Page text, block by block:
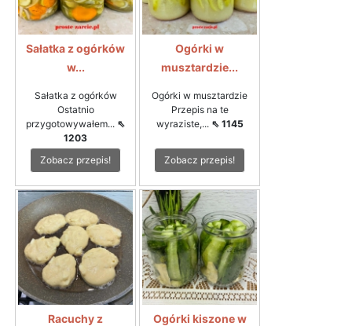
Sałatka z ogórków
w...
Sałatka z ogórków
Ostatnio
przygotowywałem... ⇖
1203
Zobacz przepis!
Ogórki w
musztardzie...
Ogórki w musztardzie
Przepis na te
wyraziste,... ⇖ 1145
Zobacz przepis!
Racuchy z
Ogórki kiszone w